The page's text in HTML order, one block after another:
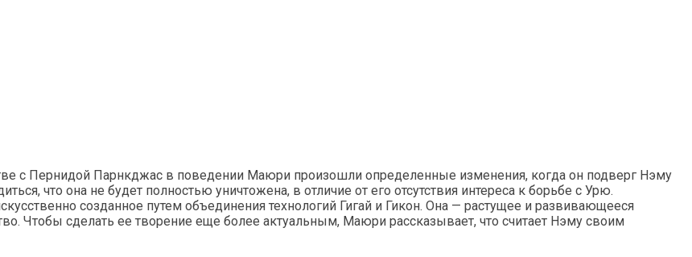
с Пернидой Парнкджас в поведении Маюри произошли определенные изменения, когда он подверг Нэму
что она не будет полностью уничтожена, в отличие от его отсутствия интереса к борьбе с Урю.
созданное путем объединения технологий Гигай и Гикон. Она — растущее и развивающееся
Чтобы сделать ее творение еще более актуальным, Маюри рассказывает, что считает Нэму своим